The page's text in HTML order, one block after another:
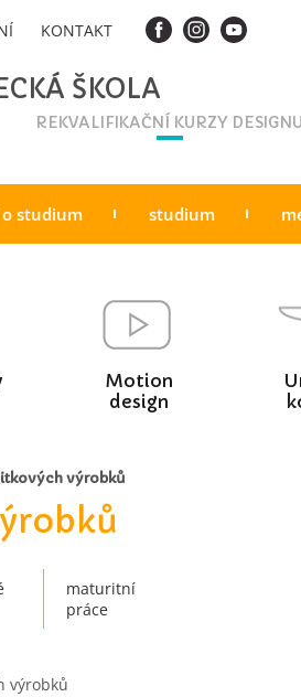
KONTAKT
ŠKOLA
REKVALIFIKAČNÍ KURZY DESIGNU
studium studium
Motion
design
výrobků
maturitní
práce
výrobků